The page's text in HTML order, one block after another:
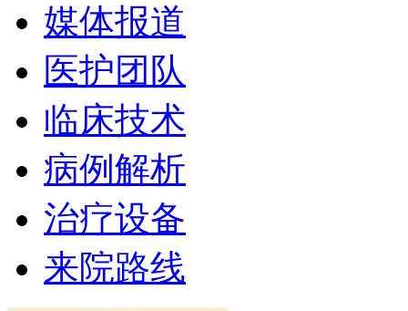
媒体报道
医护团队
临床技术
病例解析
治疗设备
来院路线